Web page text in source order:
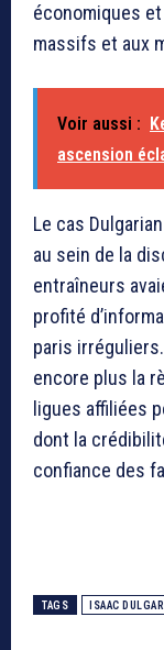
économiques
massifs et aux
Voir aussi :
ascension
Le cas
au sein de la
entraîneurs
profité
paris
encore plus la
ligues affiliées
dont la
confiance des
TAGS ISAAC